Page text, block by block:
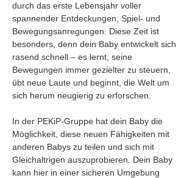
durch das erste Lebensjahr voller
spannender Entdeckungen, Spiel- und
Bewegungsanregungen. Diese Zeit ist
besonders, denn dein Baby entwickelt sich
rasend schnell – es lernt, seine
Bewegungen immer gezielter zu steuern,
übt neue Laute und beginnt, die Welt um
sich herum neugierig zu erforschen.
In der PEKiP-Gruppe hat dein Baby die
Möglichkeit, diese neuen Fähigkeiten mit
anderen Babys zu teilen und sich mit
Gleichaltrigen auszuprobieren. Dein Baby
kann hier in einer sicheren Umgebung